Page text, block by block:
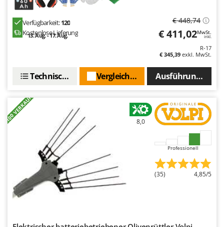
Novital
NuAir
NuovaFac
Officine Savioli
Olix
Ompagrill
Ooni
Oriental Koshin
Outdoorchef
Verfügbarkeit:120
Kostenlose Lieferung
13. Aug. - 17. Aug.
€ 448,74
€ 411,02MwSt.
inkl.
R-17
€ 345,39 exkl. MwSt.
Ausführungen(3)
Vergleichen Sie
Technische Daten
+100 VERKAUFT 8,0
Professionell
(35) 4,85/5